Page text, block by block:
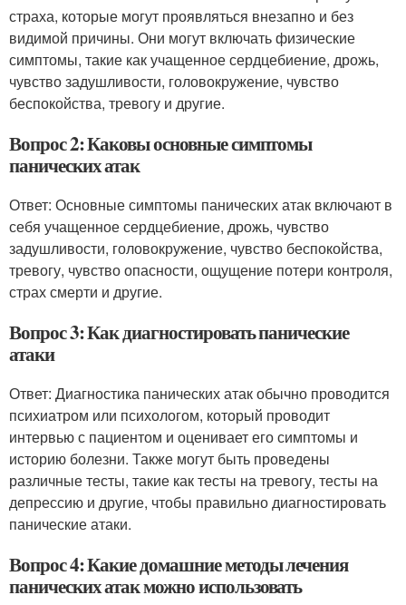
страха, которые могут проявляться внезапно и без
видимой причины. Они могут включать физические
симптомы, такие как учащенное сердцебиение, дрожь,
чувство задушливости, головокружение, чувство
беспокойства, тревогу и другие.
Вопрос 2: Каковы основные симптомы
панических атак
Ответ: Основные симптомы панических атак включают в
себя учащенное сердцебиение, дрожь, чувство
задушливости, головокружение, чувство беспокойства,
тревогу, чувство опасности, ощущение потери контроля,
страх смерти и другие.
Вопрос 3: Как диагностировать панические
атаки
Ответ: Диагностика панических атак обычно проводится
психиатром или психологом, который проводит
интервью с пациентом и оценивает его симптомы и
историю болезни. Также могут быть проведены
различные тесты, такие как тесты на тревогу, тесты на
депрессию и другие, чтобы правильно диагностировать
панические атаки.
Вопрос 4: Какие домашние методы лечения
панических атак можно использовать